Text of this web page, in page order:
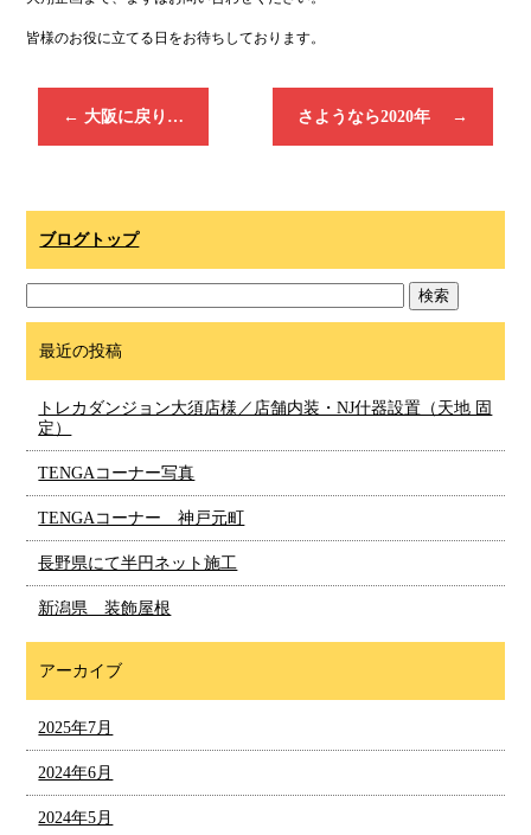
皆様のお役に立てる日をお待ちしております。
← 大阪に戻り… さようなら2020年 →
ブログトップ
最近の投稿
トレカダンジョン大須店様／店舗内装・NJ什器設置（天地 固
定）
TENGAコーナー写真
TENGAコーナー 神戸元町
長野県にて半円ネット施工
新潟県 装飾屋根
アーカイブ
2025年7月
2024年6月
2024年5月